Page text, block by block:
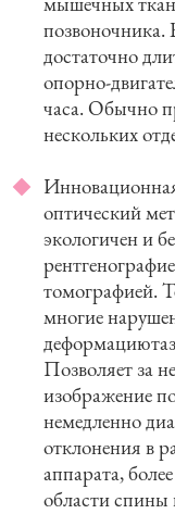
позвоночника.
достаточно
опорно-
часа. Обычно
нескольких
оптический
экологичен и
томографией.
многие
Позволяет за
изображение
немедленно
отклонения в
аппарата,
области спины